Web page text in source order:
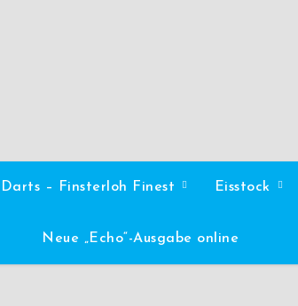
Darts – Finsterloh Finest Eisstock
Neue „Echo“-Ausgabe online